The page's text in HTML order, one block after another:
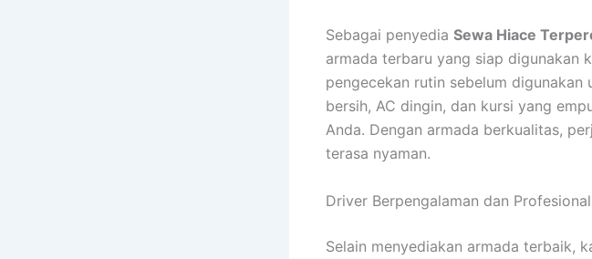
Sebagai penyedia Sewa Hiace
armada terbaru yang siap digunakan
pengecekan rutin sebelum
bersih, AC dingin, dan kursi yang
Anda. Dengan armada berkualitas,
terasa nyaman.
Driver Berpengalaman dan Profesional
Selain menyediakan armada terbaik,